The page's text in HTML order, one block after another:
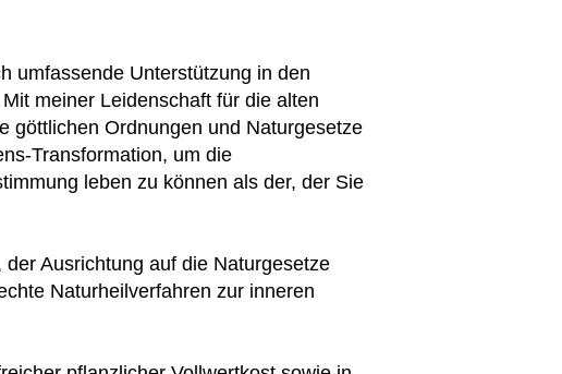
umfassende Unterstützung in den
meiner Leidenschaft für die alten
göttlichen Ordnungen und Naturgesetze
Transformation, um die
leben zu können als der, der Sie
Ausrichtung auf die Naturgesetze
Naturheilverfahren zur inneren